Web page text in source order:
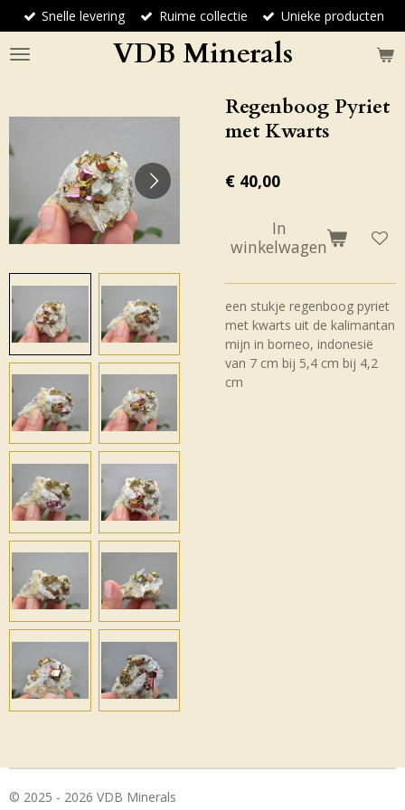
Ga
direct
naar
VDB Minerals
Snelle levering Ruime collectie Unieke producten
Regenboog Pyriet
met Kwarts
€ 40,00
In
winkelwagen
een stukje regenboog pyriet
met kwarts uit de kalimantan
mijn in borneo, indonesië
van 7 cm bij 5,4 cm bij 4,2
cm
© 2025 - 2026 VDB Minerals